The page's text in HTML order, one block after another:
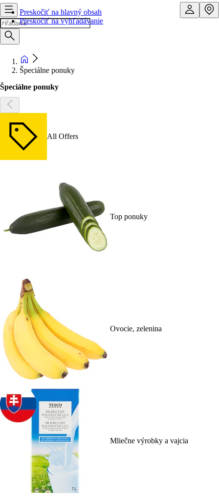
Preskočiť na hlavný obsah
Preskočiť na vyhľadávanie
Špeciálne ponuky
Špeciálne ponuky
All Offers
Top ponuky
Ovocie, zelenina
Mliečne výrobky a vajcia